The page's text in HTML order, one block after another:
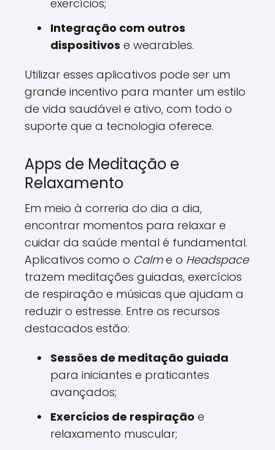
exercícios;
Integração com outros
dispositivos e wearables.
Utilizar esses aplicativos pode ser um
grande incentivo para manter um estilo
de vida saudável e ativo, com todo o
suporte que a tecnologia oferece.
Apps de Meditação e
Relaxamento
Em meio à correria do dia a dia,
encontrar momentos para relaxar e
cuidar da saúde mental é fundamental.
Aplicativos como o Calme o Headspace
trazem meditações guiadas, exercícios
de respiração e músicas que ajudam a
reduzir o estresse. Entre os recursos
destacados estão:
Sessões de meditação guiada
para iniciantes e praticantes
avançados;
Exercícios de respiração e
relaxamento muscular;